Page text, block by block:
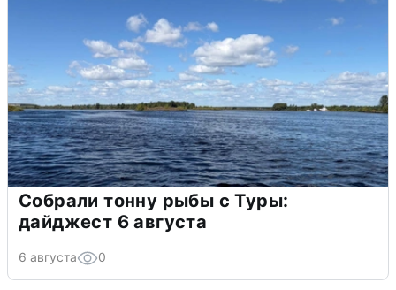
Собрали тонну рыбы с Туры:
дайджест 6 августа
6 августа 0